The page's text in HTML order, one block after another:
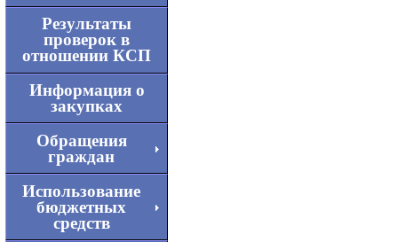
Результаты
проверок в
отношении КСП
Информация о
закупках
Обращения
граждан
Использование
бюджетных
средств